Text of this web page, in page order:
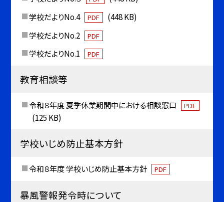
学校だよりNo.4
PDF
(448 KB)
学校だよりNo.2
PDF
学校だよりNo.1 PDF
教育相談等
令和８年度 夏季休業期間中における相談窓口 PDF
(125 KB)
学校いじめ防止基本方針
令和８年度 学校いじめ防止基本方針 PDF
暴風警報発令時について